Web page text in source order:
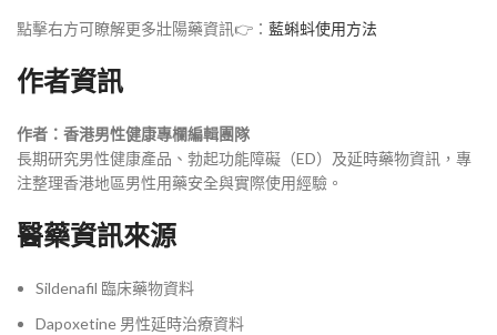
點擊右方可瞭解更多壯陽藥資訊👉： 藍蝌蚪使用方法
作者資訊
作者：香港男性健康專欄編輯團隊
長期研究男性健康產品、勃起功能障礙（ED）及延時藥物資訊，專
注整理香港地區男性用藥安全與實際使用經驗。
醫藥資訊來源
Sildenafil 臨床藥物資料
Dapoxetine 男性延時治療資料